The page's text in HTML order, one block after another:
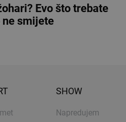
Evo što trebate
smijete
SHOW
Napredujem